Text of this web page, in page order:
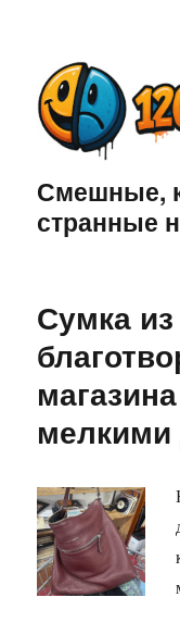
Смешные,
странные
Сумка из
мелкими